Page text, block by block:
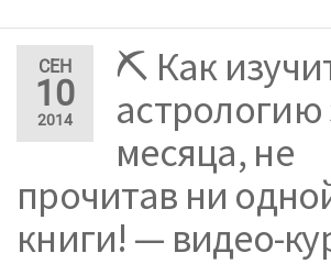
СЕН
10
2014
⛏ Как
астрологию
месяца, не
прочитав ни
книги! — видео-